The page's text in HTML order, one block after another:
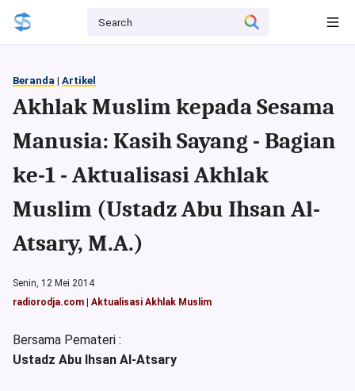
Beranda | Artikel
Akhlak Muslim kepada Sesama
Manusia: Kasih Sayang - Bagian
ke-1 - Aktualisasi Akhlak
Muslim (Ustadz Abu Ihsan Al-
Atsary, M.A.)
Senin, 12 Mei 2014
radiorodja.com
Aktualisasi Akhlak Muslim
Bersama Pemateri :
Ustadz Abu Ihsan Al-Atsary